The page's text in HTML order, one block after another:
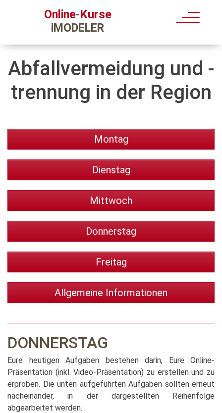
Online-Kurse
iMODELER
Abfallvermeidung und -
trennung in der Region
Montag
Dienstag
Mittwoch
Donnerstag
Freitag
Allgemeine Informationen
DONNERSTAG
Eure heutigen Aufgaben bestehen darin, Eure Online-
Präsentation (inkl. Video-Präsentation) zu erstellen und zu
erproben. Die unten aufgeführten Aufgaben sollten erneut
nacheinander, in der dargestellten Reihenfolge
abgearbeitet werden.